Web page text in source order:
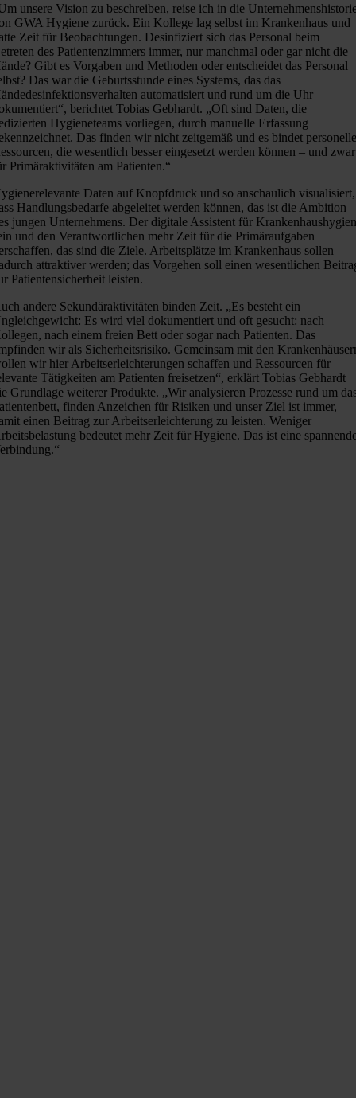
unsere Vision zu beschreiben, reise ich in die
GWA Hygiene zurück. Ein Kollege lag selbst im Krankenhaus und
Zeit für Beobachtungen. Desinfiziert sich das Personal beim
des Patientenzimmers immer, nur manchmal oder gar nicht die
Gibt es Vorgaben und Methoden oder entscheidet das Personal
Das war die Geburtsstunde eines Systems, das das
automatisiert und rund um die Uhr
berichtet Tobias Gebhardt. „Oft sind Daten, die
Hygieneteams vorliegen, durch manuelle Erfassung
Das finden wir nicht zeitgemäß und es bindet
die wesentlich besser eingesetzt werden können – und zwar
Primäraktivitäten am Patienten.“
Daten auf Knopfdruck und so anschaulich visualisiert,
Handlungsbedarfe abgeleitet werden können, das ist die Ambition
jungen Unternehmens. Der digitale Assistent für
und den Verantwortlichen mehr Zeit für die Primäraufgaben
das sind die Ziele. Arbeitsplätze im Krankenhaus sollen
attraktiver werden; das Vorgehen soll einen wesentlichen
Patientensicherheit leisten.
andere Sekundäraktivitäten binden Zeit. „Es besteht ein
Es wird viel dokumentiert und oft gesucht: nach
nach einem freien Bett oder sogar nach Patienten. Das
wir als Sicherheitsrisiko. Gemeinsam mit den
wir hier Arbeitserleichterungen schaffen und Ressourcen für
Tätigkeiten am Patienten freisetzen“, erklärt Tobias Gebhardt
Grundlage weiterer Produkte. „Wir analysieren Prozesse rund um
finden Anzeichen für Risiken und unser Ziel ist immer,
einen Beitrag zur Arbeitserleichterung zu leisten. Weniger
bedeutet mehr Zeit für Hygiene. Das ist eine